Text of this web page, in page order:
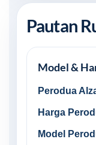
Pautan
Model &
Perodua
Harga
Model